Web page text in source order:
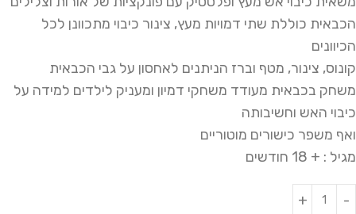
הכבאית כוללת שתי דמויות מעץ, צינור כיבוי מתכוונן לכל
הכיוונים
קונוס, צינור, מטף וברז הניתנים לאחסון על גבי הכבאית
משחק בכבאית מעודד משחקי דמיון ומעניק לילדים למידה על
כיבוי האש וחשיבותה
ואף משפר כישורים מוטוריים
מגיל : + 18 חודשים
Alternative: